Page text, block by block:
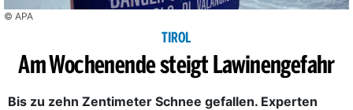
© APA
TIROL
Am Wochenende steigt Lawinengefahr
Bis zu zehn Zentimeter Schnee gefallen. Experten